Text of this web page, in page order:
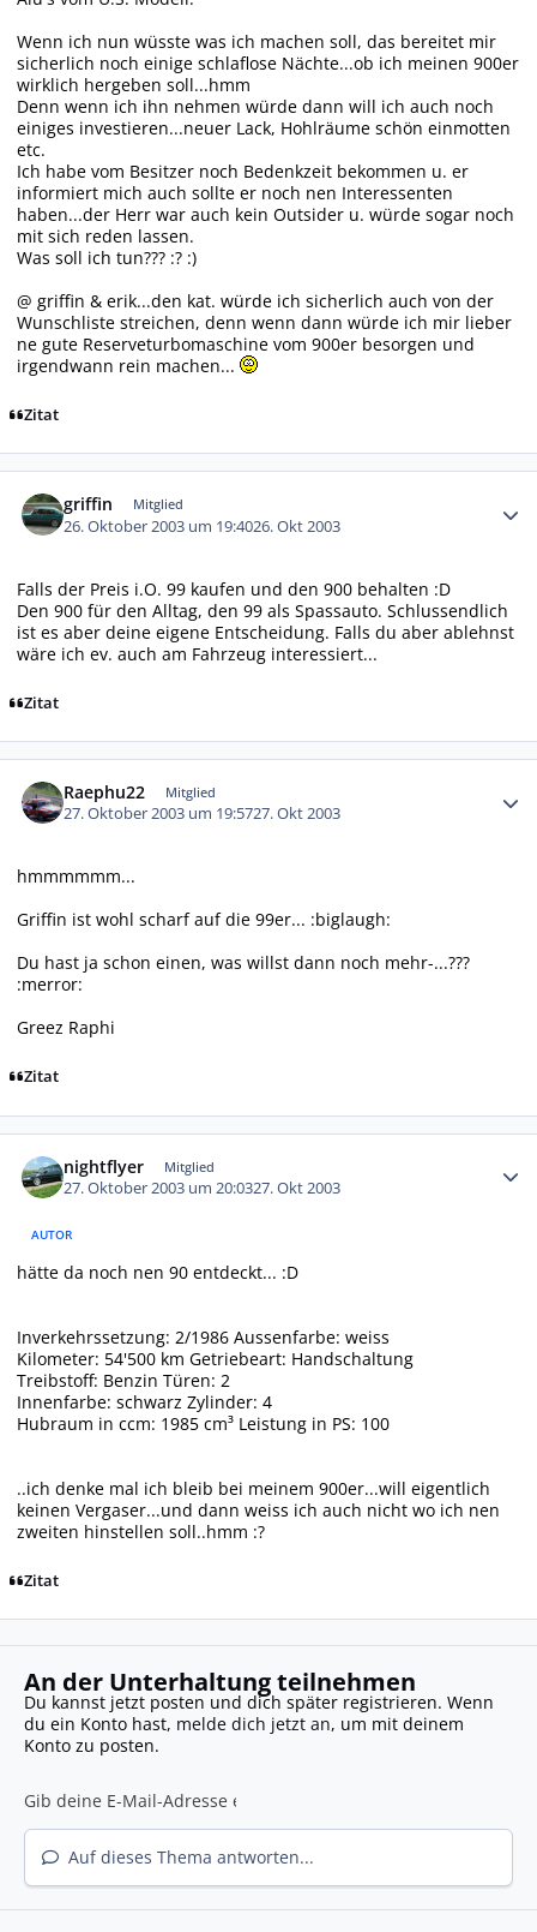
Wenn ich nun wüsste was ich machen soll, das bereitet mir
sicherlich noch einige schlaflose Nächte...ob ich meinen 900er
wirklich hergeben soll...hmm
Denn wenn ich ihn nehmen würde dann will ich auch noch
einiges investieren...neuer Lack, Hohlräume schön einmotten
etc.
Ich habe vom Besitzer noch Bedenkzeit bekommen u. er
informiert mich auch sollte er noch nen Interessenten
haben...der Herr war auch kein Outsider u. würde sogar noch
mit sich reden lassen.
Was soll ich tun??? :? :)
@ griffin & erik...den kat. würde ich sicherlich auch von der
Wunschliste streichen, denn wenn dann würde ich mir lieber
ne gute Reserveturbomaschine vom 900er besorgen und
irgendwann rein machen...
Zitat
griffin Mitglied
26. Oktober 2003 um 19:4026. Okt 2003
Falls der Preis i.O. 99 kaufen und den 900 behalten :D
Den 900 für den Alltag, den 99 als Spassauto. Schlussendlich
ist es aber deine eigene Entscheidung. Falls du aber ablehnst
wäre ich ev. auch am Fahrzeug interessiert...
Zitat
Raephu22 Mitglied
27. Oktober 2003 um 19:5727. Okt 2003
hmmmmmm...
Griffin ist wohl scharf auf die 99er... :biglaugh:
Du hast ja schon einen, was willst dann noch mehr-...???
:merror:
Greez Raphi
Zitat
nightflyer Mitglied
27. Oktober 2003 um 20:0327. Okt 2003
AUTOR
hätte da noch nen 90 entdeckt... :D
Inverkehrssetzung: 2/1986 Aussenfarbe: weiss
Kilometer: 54'500 km Getriebeart: Handschaltung
Treibstoff: Benzin Türen: 2
Innenfarbe: schwarz Zylinder: 4
Hubraum in ccm: 1985 cm³ Leistung in PS: 100
..ich denke mal ich bleib bei meinem 900er...will eigentlich
keinen Vergaser...und dann weiss ich auch nicht wo ich nen
zweiten hinstellen soll..hmm :?
Zitat
An der Unterhaltung teilnehmen
Du kannst jetzt posten und dich später registrieren. Wenn
du ein Konto hast, melde dich jetzt an, um mit deinem
Konto zu posten.
Auf dieses Thema antworten...